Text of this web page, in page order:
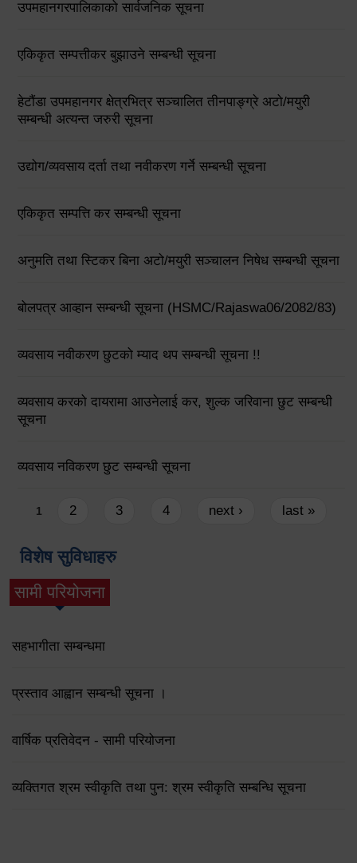
उपमहानगरपालिकाको सार्वजनिक सूचना
एकिकृत सम्पत्तीकर बुझाउने सम्बन्धी सूचना
हेटौंडा उपमहानगर क्षेत्रभित्र सञ्चालित तीनपाङ्ग्रे अटो/मयुरी
सम्बन्धी अत्यन्त जरुरी सूचना
उद्योग/व्यवसाय दर्ता तथा नवीकरण गर्ने सम्बन्धी सूचना
एकिकृत सम्पत्ति कर सम्बन्धी सूचना
अनुमति तथा स्टिकर बिना अटो/मयुरी सञ्चालन निषेध सम्बन्धी सूचना
बोलपत्र आव्हान सम्बन्धी सूचना (HSMC/Rajaswa06/2082/83)
व्यवसाय नवीकरण छुटको म्याद थप सम्बन्धी सूचना !!
व्यवसाय करको दायरामा आउनेलाई कर, शुल्क जरिवाना छुट सम्बन्धी
सूचना
व्यवसाय नविकरण छुट सम्बन्धी सूचना
Pages
1 2 3 4 next › last »
विशेष सुविधाहरु
सामी परियोजना
(active tab)
सहभागीता सम्बन्धमा
प्रस्ताव आह्वान सम्बन्धी सूचना ।
वार्षिक प्रतिवेदन - सामी परियोजना
व्यक्तिगत श्रम स्वीकृति तथा पुन: श्रम स्वीकृति सम्बन्धि सूचना